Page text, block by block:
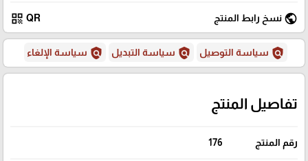
public نسخ رابط المنتج QR
qr_code
policy سياسة التوصيل policy سياسة التبديل policy سياسة الإلغاء
تفاصيل المنتج
رقم المنتج 176